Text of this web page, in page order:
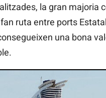
la gran majoria
ruta entre ports Estatals
una bona